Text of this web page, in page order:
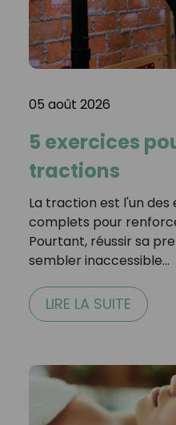
05 août 2026
5 exercices
tractions
La traction est l'un des
complets pour
Pourtant, réussir sa
sembler inaccessible…
LIRE LA SUITE